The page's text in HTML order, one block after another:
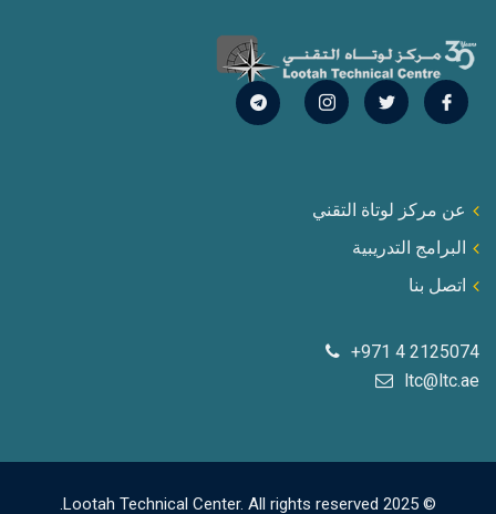
عن مركز لوتاة التقني
البرامج التدريبية
اتصل بنا
+971 4 2125074
ltc@ltc.ae
© 2025 Lootah Technical Center. All rights reserved.